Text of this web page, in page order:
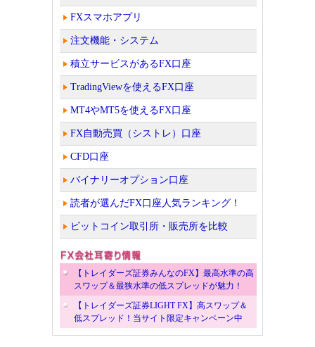
FXスマホアプリ
注文機能・システム
積立サービスがあるFX口座
TradingViewを使えるFX口座
MT4やMT5を使えるFX口座
FX自動売買（シストレ）口座
CFD口座
バイナリーオプション口座
読者が選んだFX口座人気ランキング！
ビットコイン取引所・販売所を比較
【トレイダーズ証券みんなのFX】最高水準の高
スワップ＆最狭水準の低スプレッドが魅力！
【トレイダーズ証券LIGHT FX】高スワップ＆
低スプレッド！当サイト限定キャンペーン中